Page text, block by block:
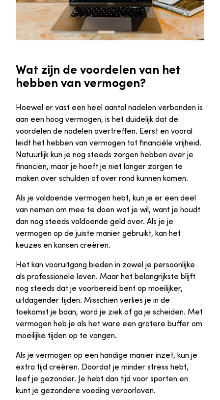
Wat zijn de voordelen van het
hebben van vermogen?
Hoewel er vast een heel aantal nadelen verbonden is
aan een hoog vermogen, is het duidelijk dat de
voordelen de nadelen overtreffen. Eerst en vooral
leidt het hebben van vermogen tot financiële vrijheid.
Natuurlijk kun je nog steeds zorgen hebben over je
financiën, maar je hoeft je niet langer zorgen te
maken over schulden of over rond kunnen komen.
Als je voldoende vermogen hebt, kun je er een deel
van nemen om mee te doen wat je wil, want je houdt
dan nog steeds voldoende geld over. Als je je
vermogen op de juiste manier gebruikt, kan het
keuzes en kansen creëren.
Het kan vooruitgang bieden in zowel je persoonlijke
als professionele leven. Maar het belangrijkste blijft
nog steeds dat je voorbereid bent op moeilijker,
uitdagender tijden. Misschien verlies je in de
toekomst je baan, word je ziek of ga je scheiden. Met
vermogen heb je als het ware een grotere buffer om
moeilijke tijden op te vangen.
Als je vermogen op een handige manier inzet, kun je
extra tijd creëren. Doordat je minder stress hebt,
leef je gezonder. Je hebt dan tijd voor sporten en
kunt je gezondere voeding veroorloven.